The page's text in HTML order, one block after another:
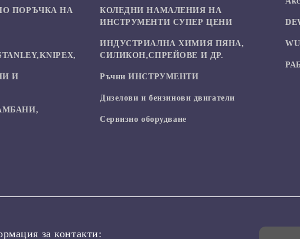
ПОРЪЧКА НА
И
КОЛЕДНИ НАМАЛЕНИЯ НА
ИНСТРУМЕНТИ СУПЕР ЦЕНИ
ИНДУСТРИАЛНА ХИМИЯ ПЯНА,
СИЛИКОН,СПРЕЙОВЕ И ДР.
Ръчни ИНСТРУМЕНТИ
Дизелови и бензинови двигатели
Сервизно оборудване
за контакти: